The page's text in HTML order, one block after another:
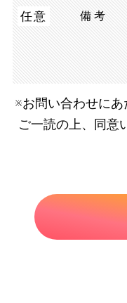
任意 備考
※お問い合わせにあ
ご一読の上、同意